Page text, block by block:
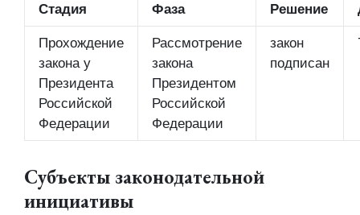
Стадия Фаза Решение
Прохождение
закона у
Президента
Российской
Федерации
Рассмотрение
закона
Президентом
Российской
Федерации
закон
подписан
Субъекты законодательной
инициативы